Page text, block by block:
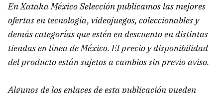
En Xataka México Selección publicamos las mejores
ofertas en tecnología, videojuegos, coleccionables y
demás categorías que estén en descuento en distintas
tiendas en línea de México. El precio y disponibilidad
del producto están sujetos a cambios sin previo aviso.
Algunos de los enlaces de esta publicación pueden